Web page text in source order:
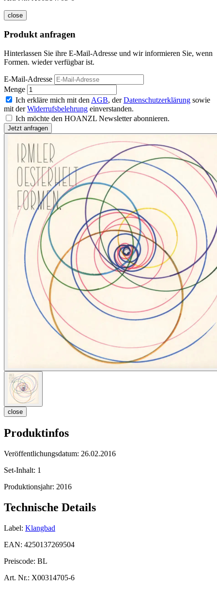
close
Produkt anfragen
Hinterlassen Sie ihre E-Mail-Adresse und wir informieren Sie, wenn
Formen. wieder verfügbar ist.
E-Mail-Adresse
Menge
Ich erkläre mich mit den AGB, derDatenschutzerklärung sowie
mit derWiderrufsbelehrung einverstanden.
Ich möchte den HOANZL Newsletter abonnieren.
close
Produktinfos
Veröffentlichungsdatum: 26.02.2016
Set-Inhalt: 1
Produktionsjahr: 2016
Technische Details
Label: Klangbad
EAN: 4250137269504
Preiscode: BL
Art. Nr.: X00314705-6